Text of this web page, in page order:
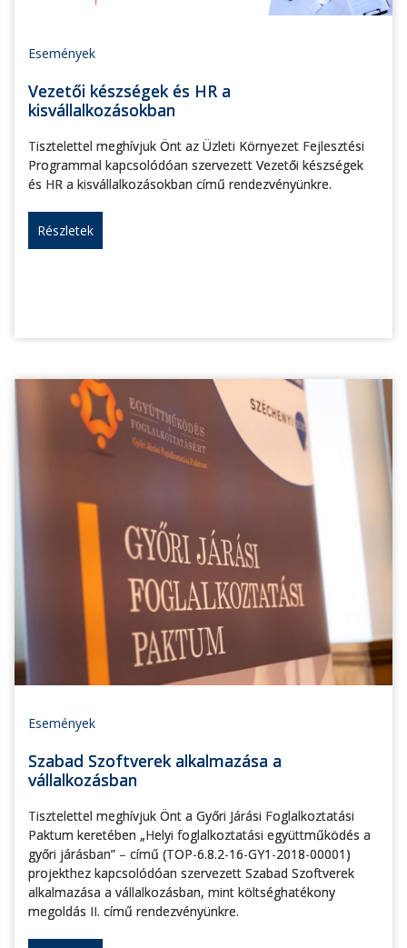
Események
Vezetői készségek és HR a
kisvállalkozásokban
Tisztelettel meghívjuk Önt az Üzleti Környezet Fejlesztési
Programmal kapcsolódóan szervezett Vezetői készségek
és HR a kisvállalkozásokban című rendezvényünkre.
Részletek
Események
Szabad Szoftverek alkalmazása a
vállalkozásban
Tisztelettel meghívjuk Önt a Győri Járási Foglalkoztatási
Paktum keretében „Helyi foglalkoztatási együttműködés a
győri járásban” – című (TOP-6.8.2-16-GY1-2018-00001)
projekthez kapcsolódóan szervezett Szabad Szoftverek
alkalmazása a vállalkozásban, mint költséghatékony
megoldás II. című rendezvényünkre.